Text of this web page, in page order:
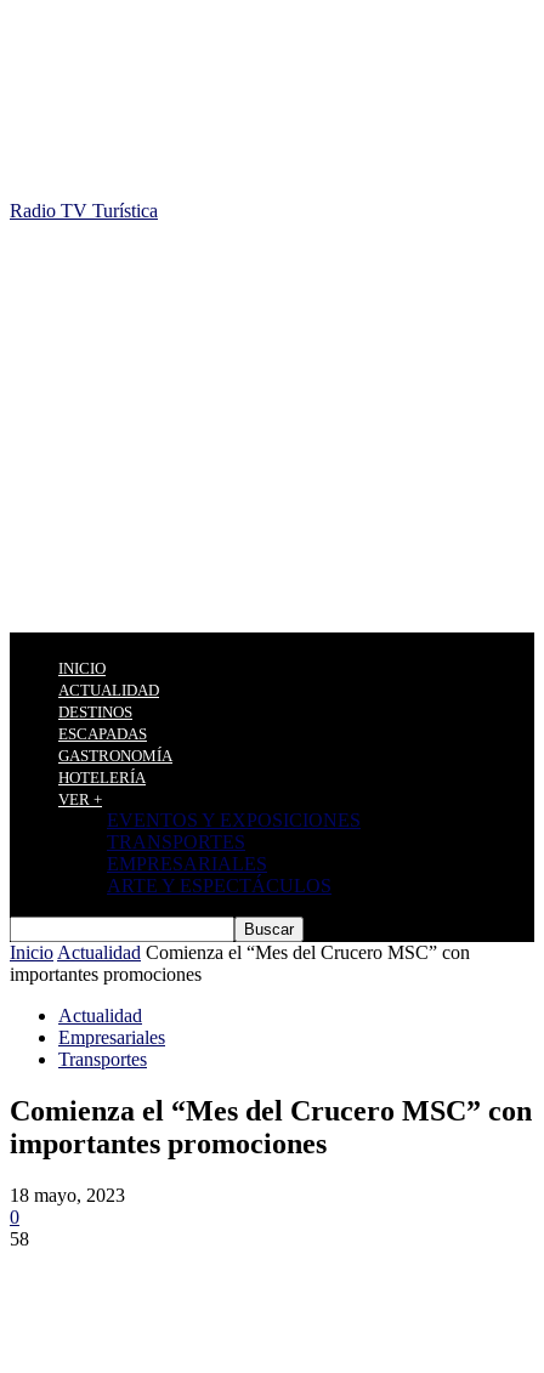
Radio TV Turística
INICIO
ACTUALIDAD
DESTINOS
ESCAPADAS
GASTRONOMÍA
HOTELERÍA
VER +
EVENTOS Y EXPOSICIONES
TRANSPORTES
EMPRESARIALES
ARTE Y ESPECTÁCULOS
Inicio Actualidad Comienza el “Mes del Crucero MSC” con
importantes promociones
Actualidad
Empresariales
Transportes
Comienza el “Mes del Crucero MSC” con
importantes promociones
18 mayo, 2023
0
58